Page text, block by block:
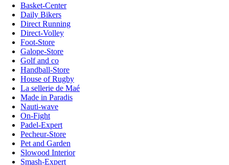
Basket-Center
Daily Bikers
Direct Running
Direct-Volley
Foot-Store
Galope-Store
Golf and co
Handball-Store
House of Rugby
La sellerie de Maé
Made in Paradis
Nauti-wave
On-Fight
Padel-Expert
Pecheur-Store
Pet and Garden
Slowood Interior
Smash-Expert